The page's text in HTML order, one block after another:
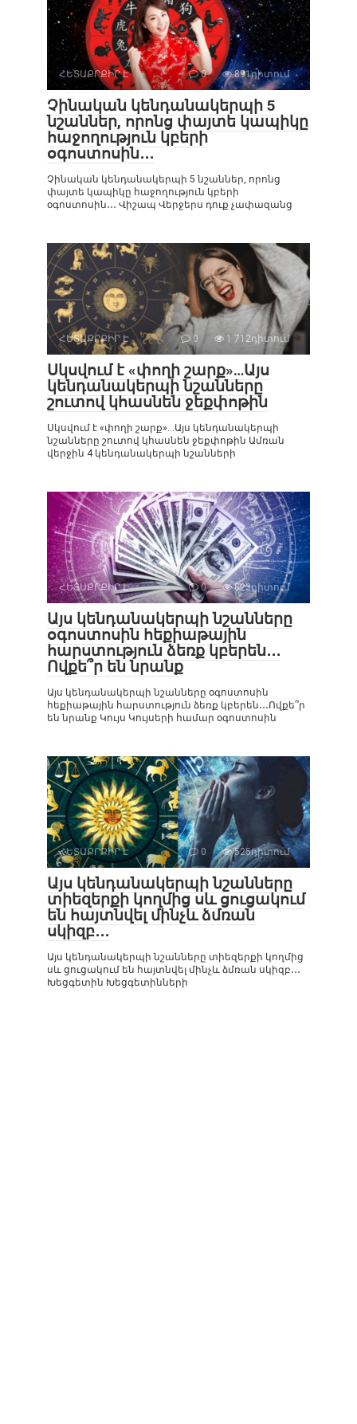
ՀԵՏԱՔՐՔԻՐ Է 0 891դիտում
Չինական կենդանակերպի 5
նշաններ, որոնց փայտե կապիկը
հաջողություն կբերի
օգոստոսին․․․
Չինական կենդանակերպի 5 նշաններ, որոնց
փայտե կապիկը հաջողություն կբերի
օգոստոսին․․․ Վիշապ Վերջերս դուք չափազանց
ՀԵՏԱՔՐՔԻՐ Է 0 1 712դիտում
Սկսվում է «փողի շարք»…Այս
կենդանակերպի նշանները
շուտով կհասնեն ջեքփոթին
Սկսվում է «փողի շարք»…Այս կենդանակերպի
նշանները շուտով կհասնեն ջեքփոթին Ամռան
վերջին 4 կենդանակերպի նշանների
ՀԵՏԱՔՐՔԻՐ Է 0 823դիտում
Այս կենդանակերպի նշանները
օգոստոսին հեքիաթային
հարստություն ձեռք կբերեն․․․
Ովքե՞ր են նրանք
Այս կենդանակերպի նշանները օգոստոսին
հեքիաթային հարստություն ձեռք կբերեն․․․Ովքե՞ր
են նրանք Կույս Կույսերի համար օգոստոսին
ՀԵՏԱՔՐՔԻՐ Է 0 525դիտում
Այս կենդանակերպի նշանները
տիեզերքի կողմից սև ցուցակում
են հայտնվել մինչև ձմռան
սկիզբ․․․
Այս կենդանակերպի նշանները տիեզերքի կողմից
սև ցուցակում են հայտնվել մինչև ձմռան սկիզբ․․․
Խեցգետին Խեցգետինների